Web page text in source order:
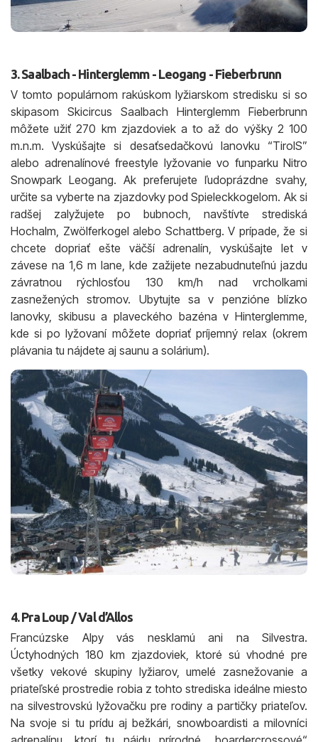
3. Saalbach - Hinterglemm - Leogang - Fieberbrunn
V tomto populárnom rakúskom lyžiarskom stredisku si so
skipasom Skicircus Saalbach Hinterglemm Fieberbrunn
môžete užiť 270 km zjazdoviek a to až do výšky 2 100
m.n.m. Vyskúšajte si desaťsedačkovú lanovku “TirolS”
alebo adrenalínové freestyle lyžovanie vo funparku Nitro
Snowpark Leogang. Ak preferujete ľudoprázdne svahy,
určite sa vyberte na zjazdovky pod Spieleckkogelom. Ak si
radšej zalyžujete po bubnoch, navštívte strediská
Hochalm, Zwölferkogel alebo Schattberg. V prípade, že si
chcete dopriať ešte väčší adrenalín, vyskúšajte let v
závese na 1,6 m lane, kde zažijete nezabudnuteľnú jazdu
závratnou rýchlosťou 130 km/h nad vrcholkami
zasnežených stromov. Ubytujte sa v penzióne blízko
lanovky, skibusu a plaveckého bazéna v Hinterglemme,
kde si po lyžovaní môžete dopriať príjemný relax (okrem
plávania tu nájdete aj saunu a solárium).
4. Pra Loup / Val d’Allos
Francúzske Alpy vás nesklamú ani na Silvestra.
Úctyhodných 180 km zjazdoviek, ktoré sú vhodné pre
všetky vekové skupiny lyžiarov, umelé zasnežovanie a
priateľské prostredie robia z tohto strediska ideálne miesto
na silvestrovskú lyžovačku pre rodiny a partičky priateľov.
Na svoje si tu prídu aj bežkári, snowboardisti a milovníci